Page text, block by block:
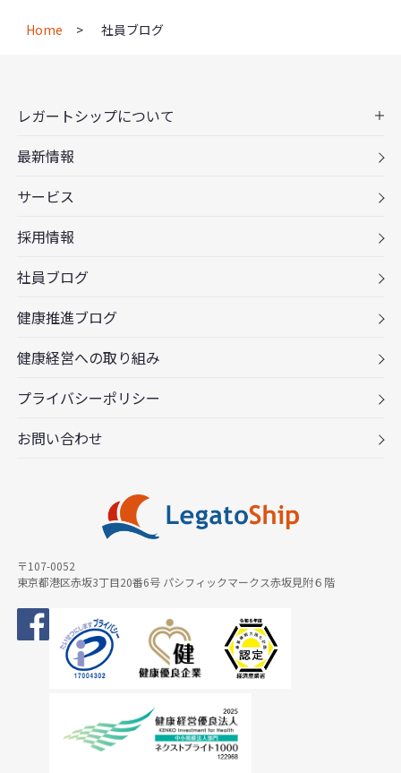
Home 社員ブログ
〒107-0052
東京都港区赤坂3丁目20番6号 パシフィックマークス赤坂見附６階
レガートシップについて
最新情報
サービス
採用情報
社員ブログ
健康推進ブログ
健康経営への取り組み
プライバシーポリシー
お問い合わせ